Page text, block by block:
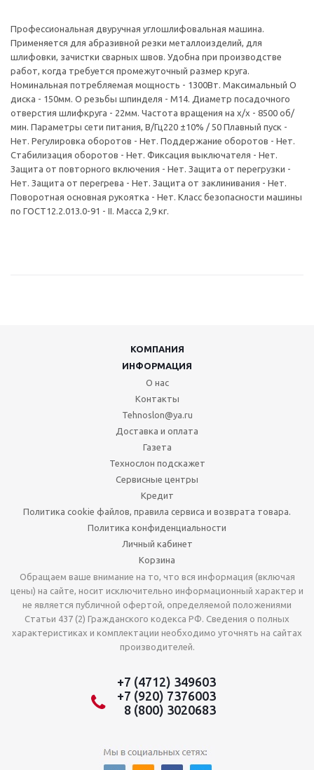
Профессиональная двуручная углошлифовальная машина.
Применяется для абразивной резки металлоизделий, для
шлифовки, зачистки сварных швов. Удобна при производстве
работ, когда требуется промежуточный размер круга.
Номинальная потребляемая мощность - 1300Вт. Максимальный O
диска - 150мм. O резьбы шпинделя - М14. Диаметр посадочного
отверстия шлифкруга - 22мм. Частота вращения на х/х - 8500 об/
мин. Параметры сети питания, В/Гц220 ±10% / 50 Плавный пуск -
Нет. Регулировка оборотов - Нет. Поддержание оборотов - Нет.
Стабилизация оборотов - Нет. Фиксация выключателя - Нет.
Защита от повторного включения - Нет. Защита от перегрузки -
Нет. Защита от перегрева - Нет. Защита от заклинивания - Нет.
Поворотная основная рукоятка - Нет. Класс безопасности машины
по ГОСТ12.2.013.0-91 - II. Масса 2,9 кг.
КОМПАНИЯ
ИНФОРМАЦИЯ
О нас
Контакты
Tehnoslon@ya.ru
Доставка и оплата
Газета
Технослон подскажет
Сервисные центры
Кредит
Политика cookie файлов, правила сервиса и возврата товара.
Политика конфиденциальности
Личный кабинет
Корзина
Обращаем ваше внимание на то, что вся информация (включая
цены) на сайте, носит исключительно информационный характер и
не является публичной офертой, определяемой положениями
Статьи 437 (2) Гражданского кодекса РФ. Сведения о полных
характеристиках и комплектации необходимо уточнять на сайтах
производителей.
+7 (4712) 349603
+7 (920) 7376003
8 (800) 3020683